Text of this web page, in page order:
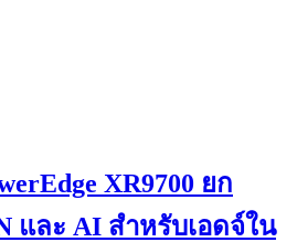
XR9700 ยก
และ AI สำหรับเอดจ์ใน